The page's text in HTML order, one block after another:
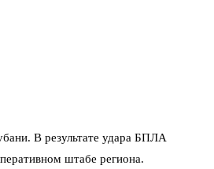
В результате удара БПЛА
штабе региона.